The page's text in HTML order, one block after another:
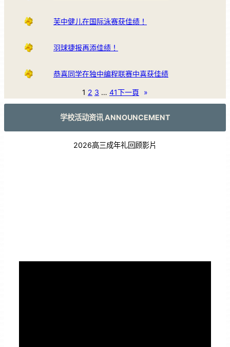
芙中健儿在国际泳赛获佳绩！
羽球捷报再添佳绩！
恭喜同学在独中编程联赛中喜获佳绩
1 2 3 … 41下一頁 »
学校活动资讯 ANNOUNCEMENT
2026高三成年礼回顾影片